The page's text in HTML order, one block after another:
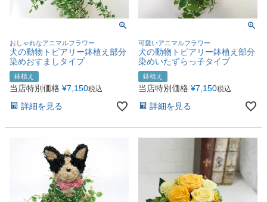
おしゃれなアニマルフラワー
犬の動物トピアリー鉢植え部分
染めおすましタイプ
鉢植え
当店特別価格 ¥7,150税込
詳細を見る
可愛いアニマルフラワー
犬の動物トピアリー鉢植え部分
染めいたずらっ子タイプ
鉢植え
当店特別価格 ¥7,150税込
詳細を見る